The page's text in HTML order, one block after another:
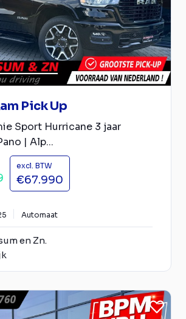
Pick Up
Sport Hurricane 3 jaar
| Alp...
excl. BTW
€67.990
Automaat
en Zn.